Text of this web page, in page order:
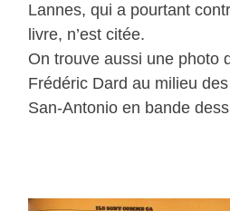
Lannes, qui a pourtant
livre, n’est citée.
On trouve aussi une photo
Frédéric Dard au milieu
San-Antonio en bande